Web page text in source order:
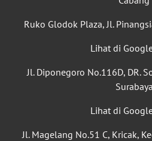
Ruko Glodok Plaza, Jl.
Lihat di
Jl. Diponegoro No.116D, DR.
Surabaya
Lihat di
Jl. Magelang No.51 C, Kricak,